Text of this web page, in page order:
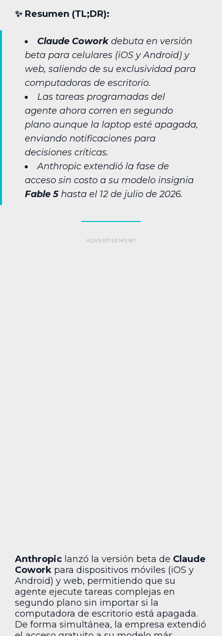
✨︎ Resumen (TL;DR):
Claude Coworkdebuta en versión
beta para celulares (iOS y Android) y
web, saliendo de su exclusividad para
computadoras de escritorio.
Las tareas programadas del
agente ahora corren en segundo
plano aunque la laptop esté apagada,
enviando notificaciones para
decisiones críticas.
Anthropic extendió la fase de
acceso sin costo a su modelo insignia
Fable 5 hasta el 12 de julio de 2026.
Anthropic lanzó la versión beta de Claude
Cowork para dispositivos móviles (iOS y
Android) y web, permitiendo que su
agente ejecute tareas complejas en
segundo plano sin importar si la
computadora de escritorio está apagada.
De forma simultánea, la empresa extendió